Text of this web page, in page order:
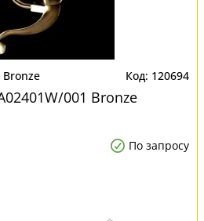
Bronze 120694
001 Bronze
По запросу